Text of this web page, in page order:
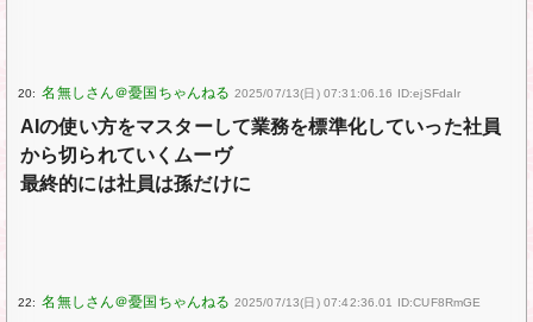
20: 2025/07/13(日) 07:31:06.16 ID:ejSFdaIr
AIの使い方をマスターして業務を標準化していった社員
から切られていくムーヴ
最終的には社員は孫だけに
22: 2025/07/13(日) 07:42:36.01 ID:CUF8RmGE